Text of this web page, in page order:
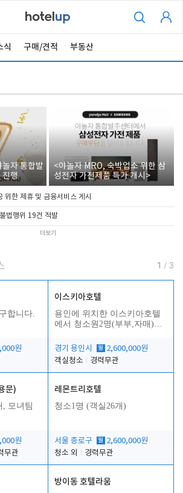
식 구매/견적 부동산
자 통합발
진행
<야놀자 MRO, 숙박업소 위한 삼
성전자 가전제품 특가 개시>
위한 제휴 및 금융서비스 게시
법행위 19건 적발
더보기
1 / 3
합니다.
원
이스키아호텔
용인에 위치한 이스키아호텔
에서 청소원2명(부부,자매)을
경기 용인시
월 2,600,000원
객실청소
경력무관
문)
, 모녀팀
원
무관
레몬트리호텔
청소1명 (객실26개)
서울 종로구 월 2,600,000원
청소 외
경력무관
방이동 호텔라움